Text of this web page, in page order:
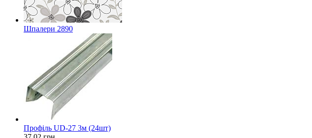
Шпалери 2890
Профіль UD-27 3м (24шт)